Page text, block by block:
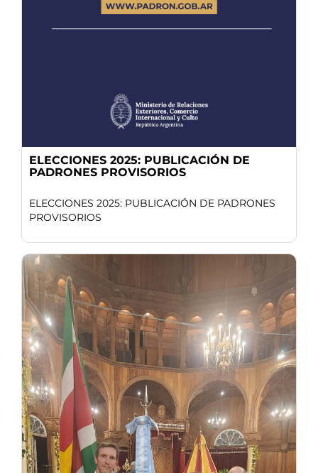
ELECCIONES 2025: PUBLICACIÓN DE
PADRONES PROVISORIOS
ELECCIONES 2025: PUBLICACIÓN DE PADRONES
PROVISORIOS